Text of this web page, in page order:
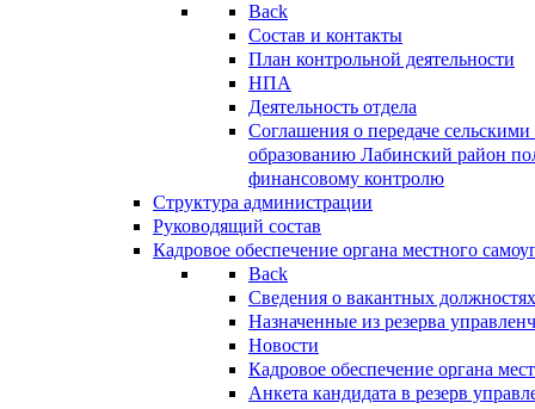
Back
Состав и контакты
План контрольной деятельности
НПА
Деятельность отдела
Соглашения о передаче
образованию Лабинский район
финансовому контролю
Структура администрации
Руководящий состав
Кадровое обеспечение органа местного
Back
Сведения о вакантных
Назначенные из резерва
Новости
Кадровое обеспечение органа
Анкета кандидата в резерв